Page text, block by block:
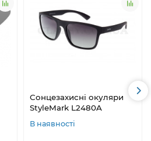
Сонцезахисні окуляри
StyleMark L2480A
В наявності